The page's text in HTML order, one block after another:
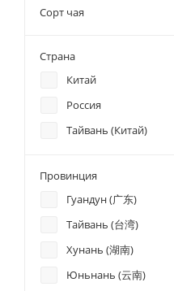
Сорт чая
Страна
Китай
Россия
Тайвань (Китай)
Провинция
Гуандун (广东)
Тайвань (台湾)
Хунань (湖南)
Юньнань (云南)